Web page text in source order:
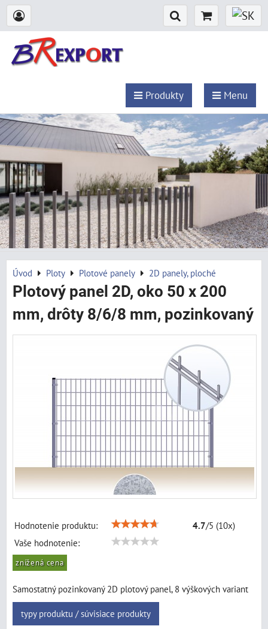
Produkty Menu
Úvod Ploty Plotové panely 2D panely, ploché
Plotový panel 2D, oko 50 x 200
mm, drôty 8/6/8 mm, pozinkovaný
Hodnotenie produktu: 4.7/5 (10x)
Vaše hodnotenie:
znížená cena
Samostatný pozinkovaný 2D plotový panel, 8 výškových variant
typy produktu / súvisiace produkty